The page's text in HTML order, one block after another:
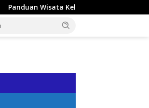
ke Kota Batu: Itinerary Seharian